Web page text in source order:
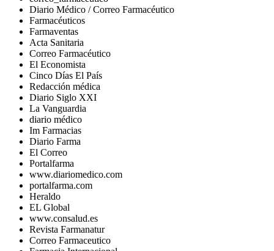
Diario Médico / Correo Farmacéutico
Farmacéuticos
Farmaventas
Acta Sanitaria
Correo Farmacéutico
El Economista
Cinco Días El País
Redacción médica
Diario Siglo XXI
La Vanguardia
diario médico
Im Farmacias
Diario Farma
El Correo
Portalfarma
www.diariomedico.com
portalfarma.com
Heraldo
EL Global
www.consalud.es
Revista Farmanatur
Correo Farmaceutico